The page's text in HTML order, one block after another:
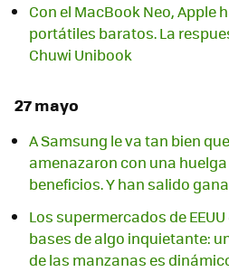
Con el MacBook Neo, Apple
portátiles baratos. La
Chuwi Unibook
27 mayo
A Samsung le va tan bien
amenazaron con una
beneficios. Y han salido
Los supermercados de
bases de algo inquietante:
de las manzanas es